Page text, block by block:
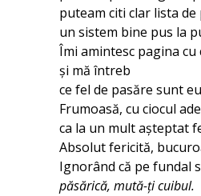
puteam citi clar lista de
un sistem bine pus la
Îmi amintesc pagina
și mă întreb
ce fel de pasăre sunt
Frumoasă, cu ciocul
ca la un mult așteptat
Absolut fericită,
Ignorând că pe fundal
păsărică, mută-ți cuibul.